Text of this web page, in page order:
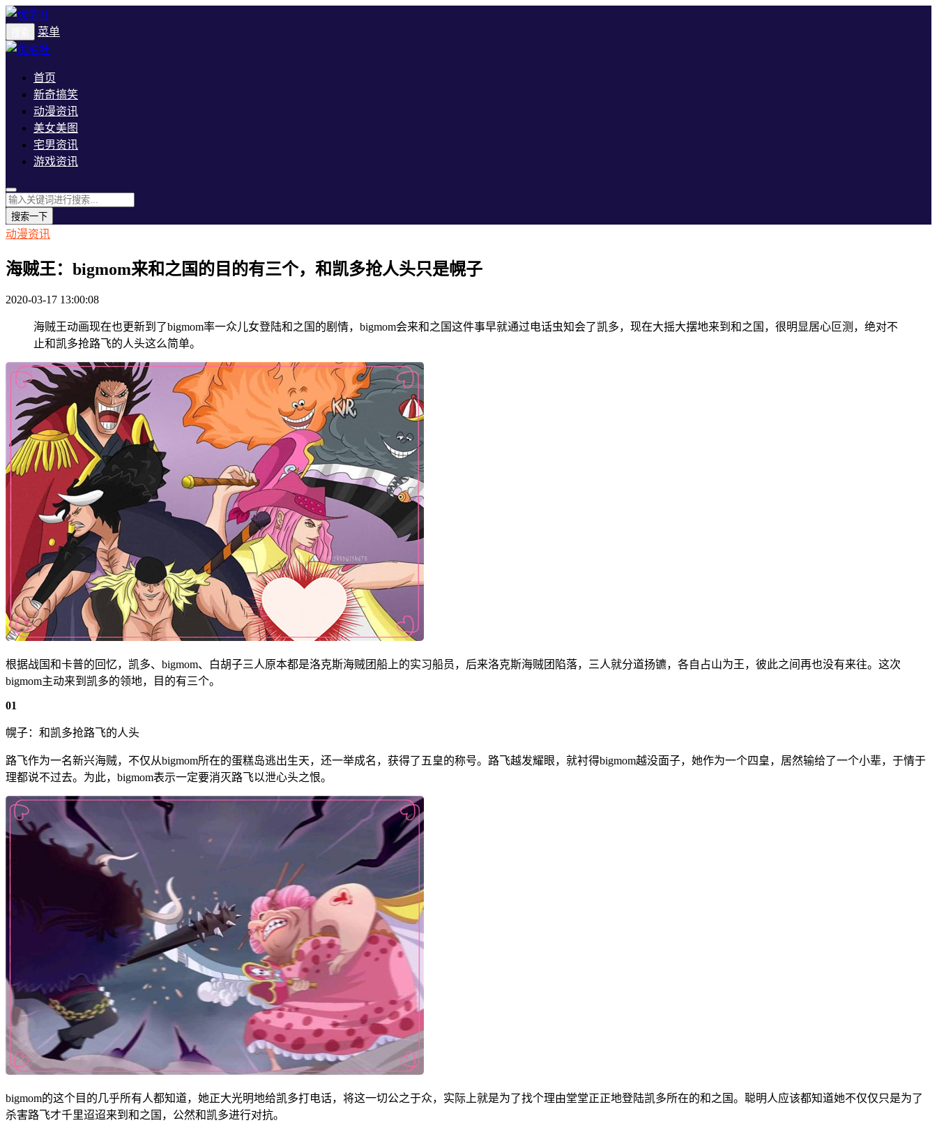
菜单
首页
新奇搞笑
动漫资讯
美女美图
宅男资讯
游戏资讯
搜索一下
动漫资讯
海贼王：bigmom来和之国的目的有三个，和凯多抢人头只是幌子
2020-03-17 13:00:08
海贼王动画现在也更新到了bigmom率一众儿女登陆和之国的剧情，bigmom会来和之国这件事早就通过电话虫知会了凯多，现在大摇大摆地来到和之国，很明显居心叵测，绝对不
止和凯多抢路飞的人头这么简单。
根据战国和卡普的回忆，凯多、bigmom、白胡子三人原本都是洛克斯海贼团船上的实习船员，后来洛克斯海贼团陷落，三人就分道扬镳，各自占山为王，彼此之间再也没有来往。这次
bigmom主动来到凯多的领地，目的有三个。
01
幌子：和凯多抢路飞的人头
路飞作为一名新兴海贼，不仅从bigmom所在的蛋糕岛逃出生天，还一举成名，获得了五皇的称号。路飞越发耀眼，就衬得bigmom越没面子，她作为一个四皇，居然输给了一个小辈，于情于
理都说不过去。为此，bigmom表示一定要消灭路飞以泄心头之恨。
bigmom的这个目的几乎所有人都知道，她正大光明地给凯多打电话，将这一切公之于众，实际上就是为了找个理由堂堂正正地登陆凯多所在的和之国。聪明人应该都知道她不仅仅只是为了
杀害路飞才千里迢迢来到和之国，公然和凯多进行对抗。